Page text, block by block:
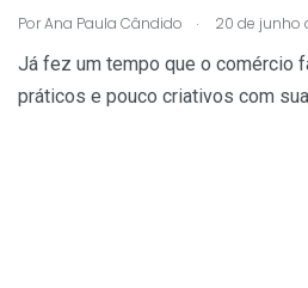
PorAna Paula Cândido . 20 de junho
Já fez um tempo que o comércio
práticos e pouco criativos com